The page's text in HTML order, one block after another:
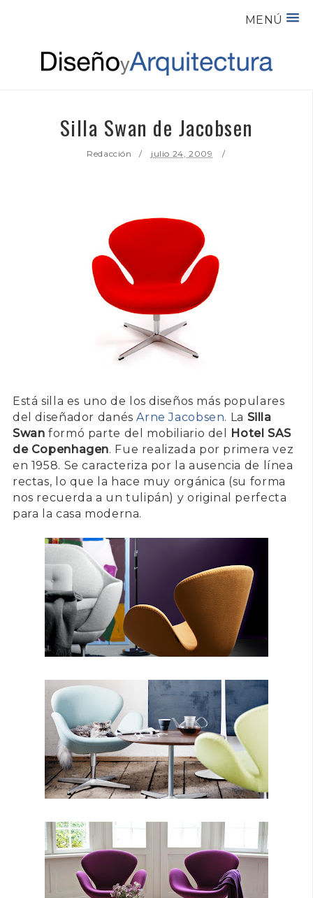
MENÚ
Silla Swan de Jacobsen
Redacción julio 24, 2009
Está silla es uno de los diseños más populares
del diseñador danésArne Jacobsen. La Silla
Swan formó parte del mobiliario del Hotel SAS
de Copenhagen. Fue realizada por primera vez
en 1958. Se caracteriza por la ausencia de línea
rectas, lo que la hace muy orgánica (su forma
nos recuerda a un tulipán) y original perfecta
para la casa moderna.